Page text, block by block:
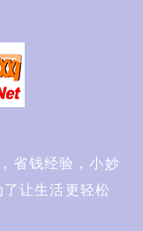
省钱经验，小妙
让生活更轻松